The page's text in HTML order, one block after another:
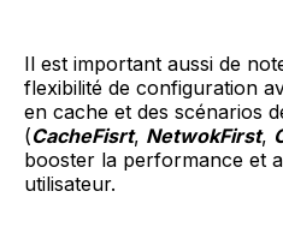
Il est important aussi de
flexibilité de configuration
en cache et des scénarios
(CacheFisrt, NetwokFirst,
booster la performance et
utilisateur.